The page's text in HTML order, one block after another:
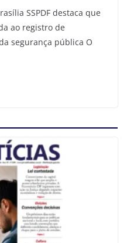
SSPDF destaca que
ao registro de
segurança pública O